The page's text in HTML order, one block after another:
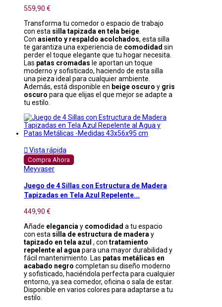
559,90 €
Transforma tu comedor o espacio de trabajo
con esta silla tapizada en tela beige
Con asiento y respaldo acolchados, esta silla
te garantiza una experiencia de comodidad sin
perder el toque elegante que tu hogar necesita.
Las patas cromadas le aportan un toque
moderno y sofisticado, haciendo de esta silla
una pieza ideal para cualquier ambiente.
Además, está disponible en beige oscuro y gris
oscuro para que elijas el que mejor se adapte a
tu estilo.
 Vista rápida
Compra Ahora
Meyvaser
Juego de 4 Sillas con Estructura de Madera
Tapizadas en Tela Azul Repelente...
449,90 €
Añade eleganciay comodidad a tu espacio
con esta silla de estructura de maderay
tapizado en tela azul , con tratamiento
repelente al aguapara una mayor durabilidad y
fácil mantenimiento. Las patas metálicas en
acabado negro completan su diseño moderno
y sofisticado, haciéndola perfecta para cualquier
entorno, ya sea comedor, oficina o sala de estar.
Disponible en varios colores para adaptarse a tu
estilo.